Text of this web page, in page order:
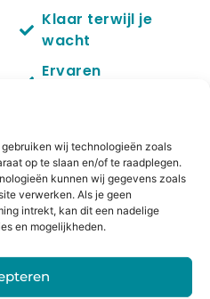
wij technologieën zoals
op te slaan en/of te raadplegen.
kunnen wij gegevens zoals
verwerken. Als je geen
intrekt, kan dit een nadelige
en mogelijkheden.
Klaar terwijl je
wacht
Ervaren
onderdelen
6 maanden
garantie
No cure no pay